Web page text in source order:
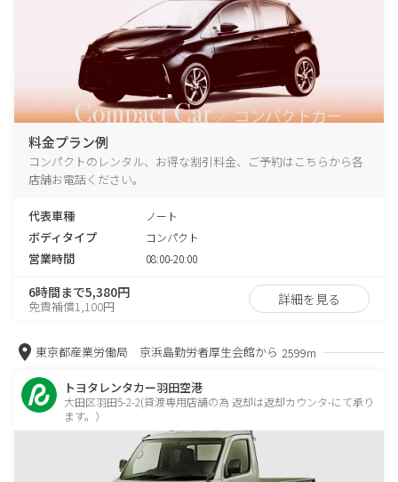
料金プラン例
コンパクトのレンタル、お得な割引料金、ご予約はこちらから各
店舗お電話ください。
代表車種 ノート
ボディタイプ コンパクト
営業時間 08:00-20:00
6時間まで5,380円
免責補償1,100円 詳細を見る
東京都産業労働局 京浜島勤労者厚生会館から 2599m
トヨタレンタカー羽田空港
大田区羽田5-2-2(貸渡専用店舗の為 返却は返却カウンタ-にて承り
ます。）